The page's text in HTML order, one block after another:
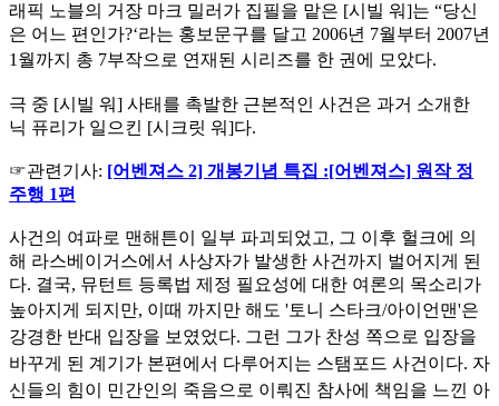
래픽 노블의 거장 마크 밀러가 집필을 맡은 [시빌 워]는 “당신
은 어느 편인가?‘라는 홍보문구를 달고 2006년 7월부터 2007년
1월까지 총 7부작으로 연재된 시리즈를 한 권에 모았다.
극 중 [시빌 워] 사태를 촉발한 근본적인 사건은 과거 소개한
닉 퓨리가 일으킨 [시크릿 워]다.
☞관련기사: [어벤져스 2] 개봉기념 특집 :[어벤져스] 원작 정
주행 1편
사건의 여파로 맨해튼이 일부 파괴되었고, 그 이후 헐크에 의
해 라스베이거스에서 사상자가 발생한 사건까지 벌어지게 된
다. 결국, 뮤턴트 등록법 제정 필요성에 대한 여론의 목소리가
높아지게 되지만, 이때 까지만 해도 '토니 스타크/아이언맨'은
강경한 반대 입장을 보였었다. 그런 그가 찬성 쪽으로 입장을
바꾸게 된 계기가 본편에서 다루어지는 스탬포드 사건이다. 자
신들의 힘이 민간인의 죽음으로 이뤄 진 참사에 책임을 느낀 아